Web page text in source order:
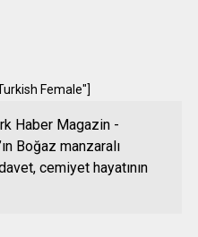
Female"]
Haber Magazin -
Boğaz manzaralı
cemiyet hayatının